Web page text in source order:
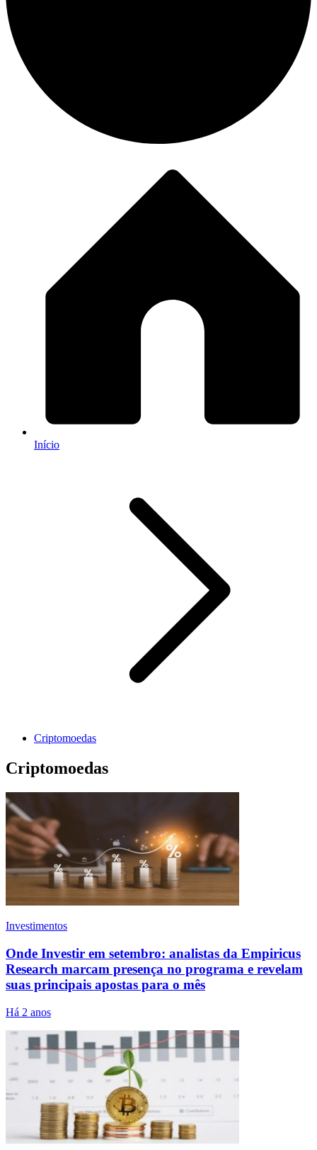
Início
Criptomoedas
Criptomoedas
Investimentos
Onde Investir em setembro: analistas da Empiricus
Research marcam presença no programa e revelam
suas principais apostas para o mês
Há 2 anos